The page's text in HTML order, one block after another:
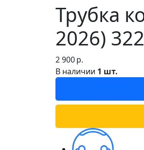
Трубка
2026)
2 900р.
В наличии 1 шт.